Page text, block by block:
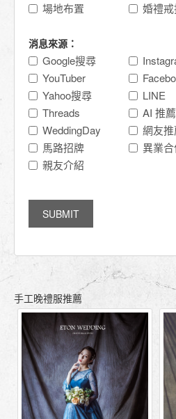
場地布置
婚禮
消息來源：
Google搜尋
YouTuber
Yahoo搜尋
LINE
Threads
AI 推薦
WeddingDay
網友
馬路招牌
異業
親友介紹
SUBMIT
手工晚禮服推薦